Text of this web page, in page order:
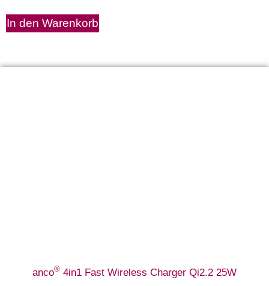
In den Warenkorb
anco® 4in1 Fast Wireless Charger Qi2.2 25W